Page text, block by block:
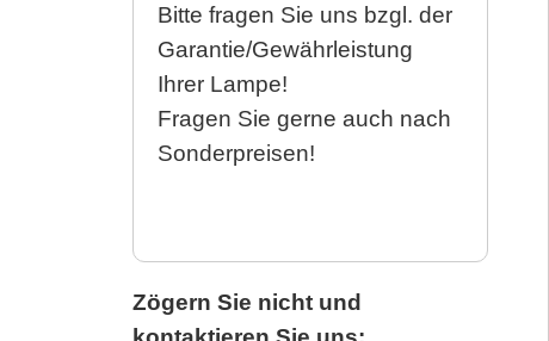
Bitte fragen Sie uns bzgl. der
Garantie/Gewährleistung
Ihrer Lampe!
Fragen Sie gerne auch nach
Sonderpreisen!
Zögern Sie nicht und